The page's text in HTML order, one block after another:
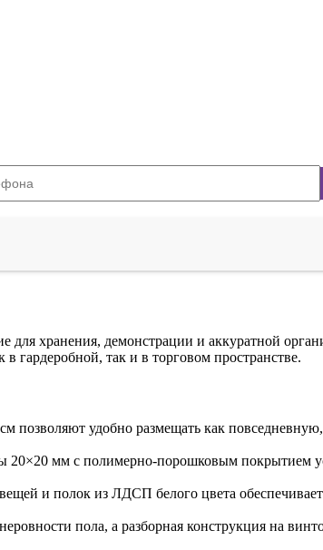
для хранения, демонстрации и аккуратной
гардеробной, так и в торговом пространстве.
позволяют удобно размещать как
20×20 мм с полимерно-порошковым покрытием
и полок из ЛДСП белого цвета
пола, а разборная конструкция на